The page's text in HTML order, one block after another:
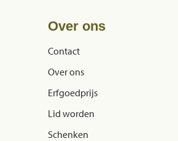
Over ons
Contact
Over ons
Erfgoedprijs
Lid worden
Schenken